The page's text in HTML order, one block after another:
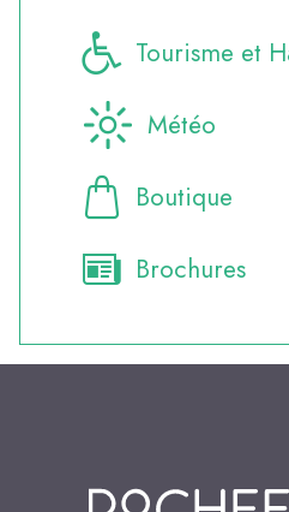
Tourisme et
Météo
Boutique
Brochures